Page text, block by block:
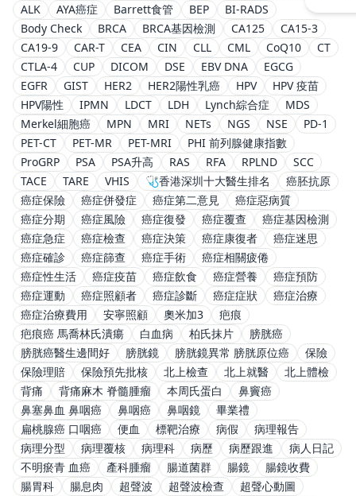
ALK
AYA癌症 Barrett食管 BEP
BI-RADS
Body Check
BRCA BRCA基因檢測 CA125
CA15-3
CA19-9
CAR-T CEA CIN CLL CML CoQ10
CT
CTLA-4
CUP DICOM DSE EBV DNA
EGCG
EGFR
GIST HER2 HER2陽性乳癌 HPV
HPV 疫苗
HPV陽性
IPMN LDCT LDH Lynch綜合症
MDS
Merkel細胞癌
MPN MRI NETs NGS NSE
PD-1
PET-CT
PET-MR PET-MRI
PHI 前列腺健康指數
ProGRP
PSA PSA升高 RAS RFA RPLND
SCC
TACE
TARE VHIS 🩺香港深圳十大醫生排名
癌胚抗原
癌症保險
癌症併發症 癌症第二意見
癌症惡病質
癌症分期
癌症風險 癌症復發 癌症覆查
癌症基因檢測
癌症急症
癌症檢查 癌症決策 癌症康復者
癌症迷思
癌症確診
癌症篩查 癌症手術
癌症相關疲倦
癌症性生活
癌症疫苗 癌症飲食 癌症營養
癌症預防
癌症運動
癌症照顧者 癌症診斷 癌症症狀
癌症治療
癌症治療費用
安寧照顧 奧米加3
疤痕
疤痕癌 馬喬林氏潰瘍
白血病 柏氏抹片
膀胱癌
膀胱癌醫生邊間好
膀胱鏡 膀胱鏡異常 膀胱原位癌
保險
保險理賠
保險預先批核 北上檢查 北上就醫
北上體檢
背痛
背痛麻木 脊髓腫瘤 本周氏蛋白
鼻竇癌
鼻塞鼻血 鼻咽癌
鼻咽癌 鼻咽鏡
畢業禮
扁桃腺癌 口咽癌
便血 標靶治療 病假
病理報告
病理分型
病理覆核 病理科 病歷 病歷跟進
病人日記
不明瘀青 血癌
產科腫瘤 腸道菌群 腸鏡
腸鏡收費
腸胃科
腸息肉 超聲波 超聲波檢查
超聲心動圖